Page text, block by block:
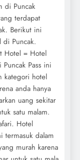
di Puncak
terdapat
Berikut ini
di Puncak.
Hotel = Hotel
Pass ini
kategori hotel
anda hanya
uang sekitar
satu malam.
Hotel
termasuk dalam
murah karena